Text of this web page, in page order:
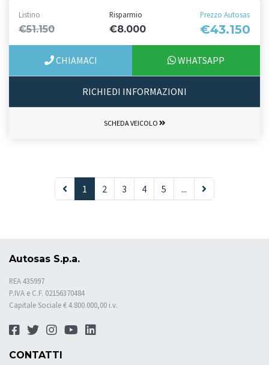
Listino
€51.150
Risparmio
€8.000
Prezzo Autosas
€43.150
CHIAMACI WHATSAPP
RICHIEDI INFORMAZIONI
SCHEDA VEICOLO
1 2 3 4 5 ...
Autosas S.p.a.
REA 435997
P.IVA e C.F. 02156370484
Capitale Sociale € 4.800.000,00 i.v.
CONTATTI